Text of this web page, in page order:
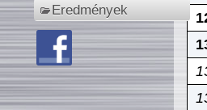
Eredmények